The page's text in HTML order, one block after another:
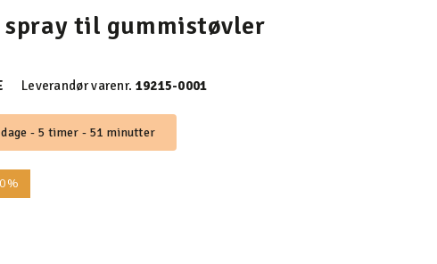
spray til gummistøvler
Leverandør varenr. 19215-0001
- 5 timer - 51 minutter